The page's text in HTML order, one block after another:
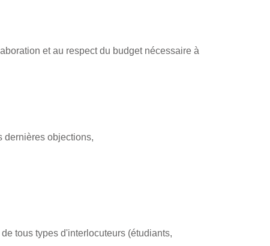
et au respect du budget nécessaire à
dernières objections,
tous types d'interlocuteurs (étudiants,